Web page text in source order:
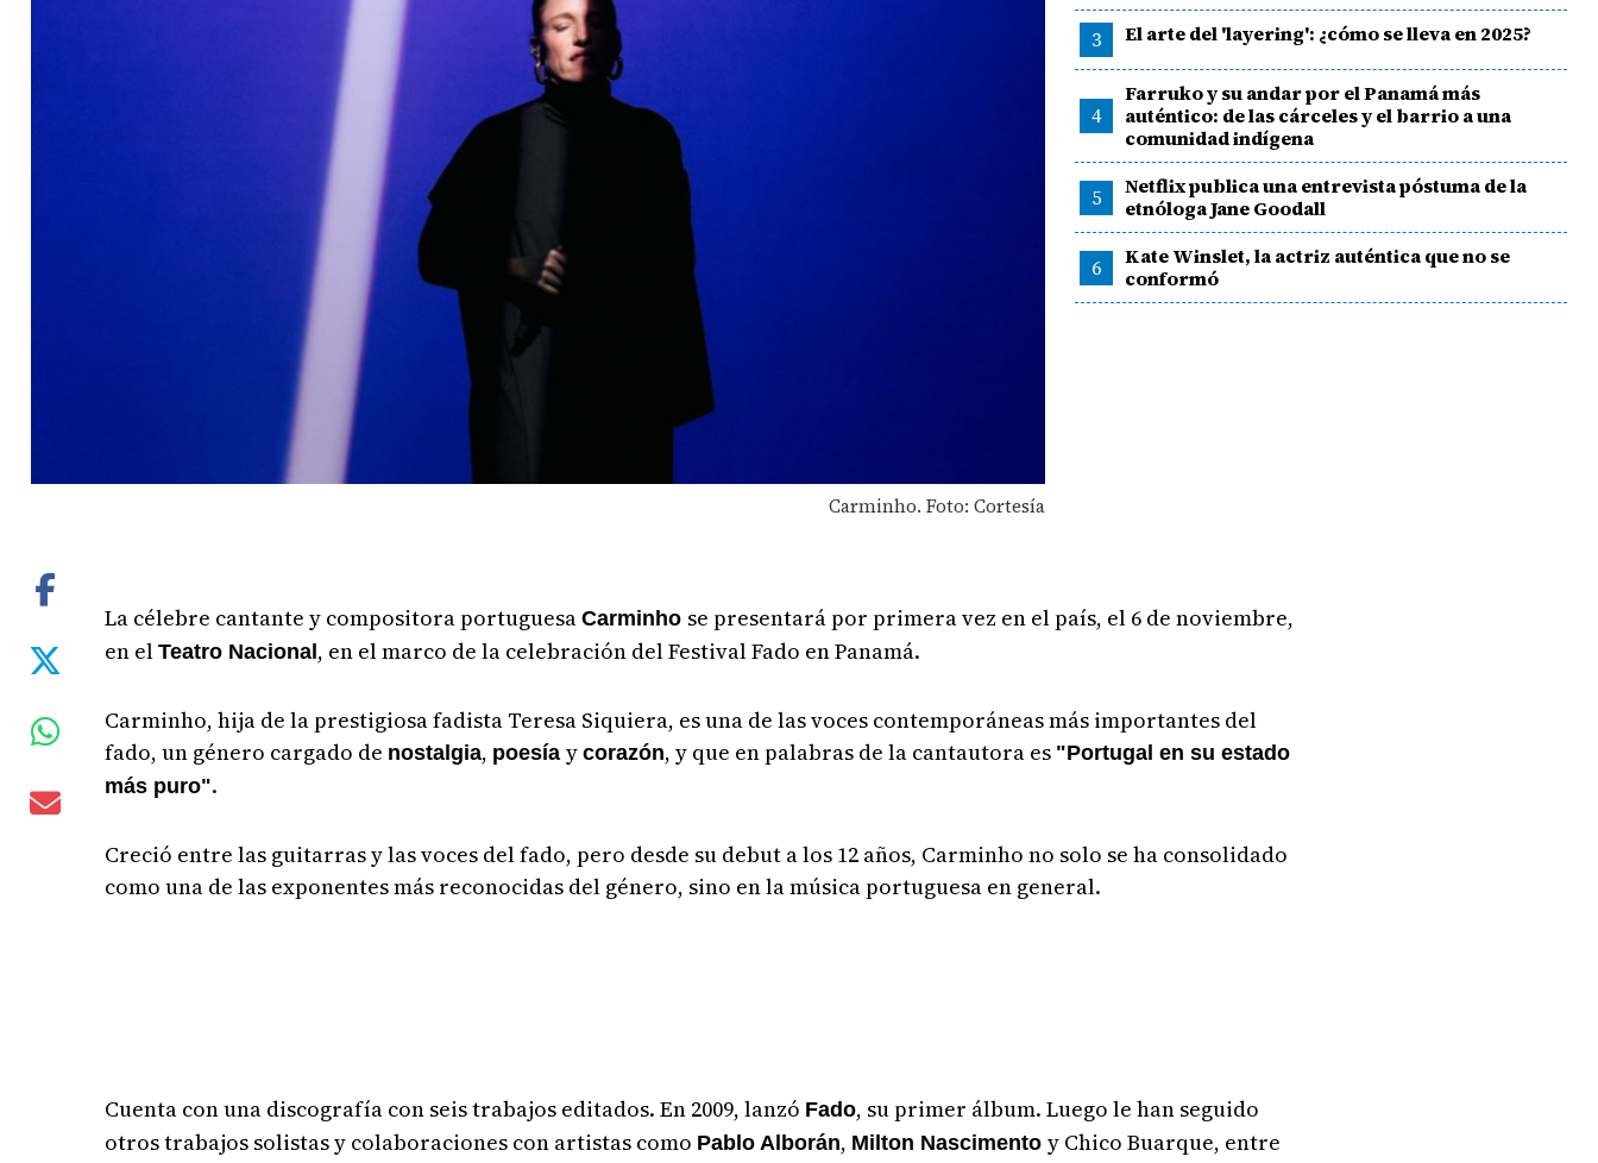
Carminho. Foto: Cortesía
3 El arte del 'layering': ¿cómo se lleva en 2025?
4
Farruko y su andar por el Panamá más
auténtico: de las cárceles y el barrio a una
comunidad indígena
5
Netflix publica una entrevista póstuma de la
etnóloga Jane Goodall
6
Kate Winslet, la actriz auténtica que no se
conformó
La célebre cantante y compositora portuguesaCarminho se presentará por primera vez en el país, el 6 de noviembre,
en elTeatro Nacional, en el marco de la celebración del Festival Fado en Panamá.
Carminho, hija de la prestigiosa fadista Teresa Siquiera, es una de las voces contemporáneas más importantes del
fado, un género cargado de nostalgia, poesíaycorazón, y que en palabras de la cantautora es "Portugal en su estado
más puro".
Creció entre las guitarras y las voces del fado, pero desde su debut a los 12 años, Carminho no solo se ha consolidado
como una de las exponentes más reconocidas del género, sino en la música portuguesa en general.
Cuenta con una discografía con seis trabajos editados. En 2009, lanzó Fado, su primer álbum. Luego le han seguido
otros trabajos solistas y colaboraciones con artistas como Pablo Alborán, Milton Nascimentoy Chico Buarque, entre